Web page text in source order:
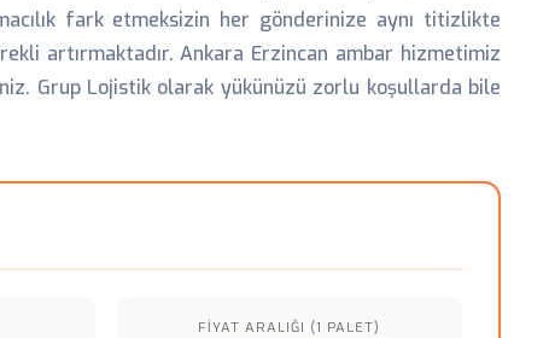
fark etmeksizin her gönderinize aynı titizlikte
artırmaktadır. Ankara Erzincan ambar hizmetimiz
Grup Lojistik olarak yükünüzü zorlu koşullarda bile
FIYAT ARALIĞI (1 PALET)